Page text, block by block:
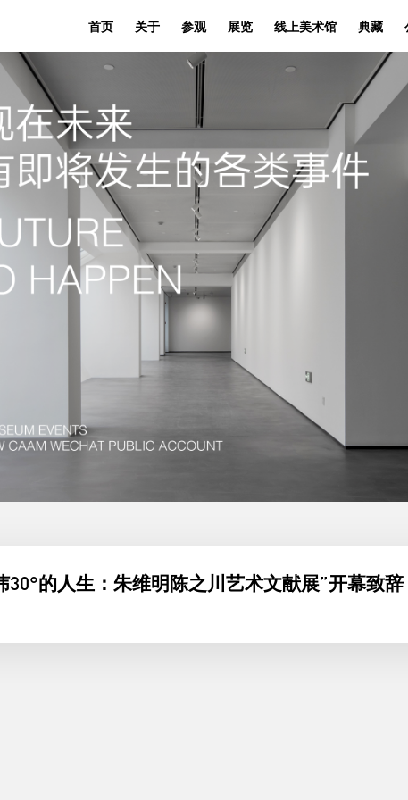
首页 关于 参观 展览 线上美术馆 典藏
的人生：朱维明陈之川艺术文献展”开幕致辞